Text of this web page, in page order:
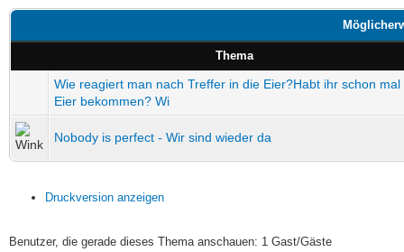
Thema
Wie reagiert man nach Treffer in die Eier?Habt ihr schon mal
Eier bekommen? Wi
Nobody is perfect - Wir sind wieder da
Druckversion anzeigen
Benutzer, die gerade dieses Thema anschauen: 1 Gast/Gäste